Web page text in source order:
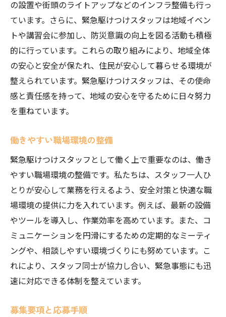
の設置や街頭のライトアップなどのインフラ整備も行っ
ています。さらに、緊急駆けつけスタッフは地域イベン
トや講習会に参加し、防災意識の向上を図る活動も積極
的に行っています。これらの取り組みにより、地域全体
の安心と安全が保たれ、住民が安心して暮らせる環境が
整えられています。緊急駆けつけスタッフは、その使命
感と責任感を持って、地域の安心を守るために日々努力
を重ねています。
働きやすい職場環境の整備
緊急駆けつけスタッフとして働く上で重要なのは、働き
やすい職場環境の整備です。私たちは、スタッフ一人ひ
とりが安心して業務を行えるよう、安全対策と快適な職
場環境の提供に力を入れています。例えば、最新の設備
やツールを導入し、作業効率を高めています。また、コ
ミュニケーションを円滑にするための定期的なミーティ
ングや、相談しやすい環境づくりにも努めています。こ
れにより、スタッフ同士が協力し合い、緊急事態にも迅
速に対応できる体制を整えています。
募集要項と応募手順